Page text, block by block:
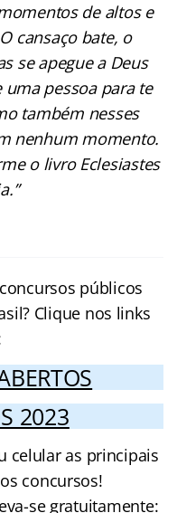
de altos e
cansaço bate, o
se apegue a Deus
pessoa para te
também nesses
nenhum momento.
o livro Eclesiastes
públicos
Clique nos links
2023
celular as principais
concursos!
se gratuitamente: